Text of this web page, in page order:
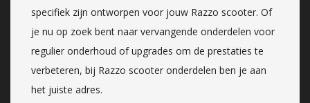
specifiek zijn ontworpen voor jouw Razzo scooter. Of
je nu op zoek bent naar vervangende onderdelen voor
regulier onderhoud of upgrades om de prestaties te
verbeteren, bij Razzo scooter onderdelen ben je aan
het juiste adres.